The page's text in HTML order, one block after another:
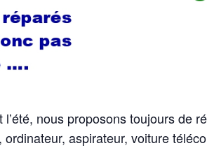
l’été, nous proposons toujours de
aspirateur, voiture